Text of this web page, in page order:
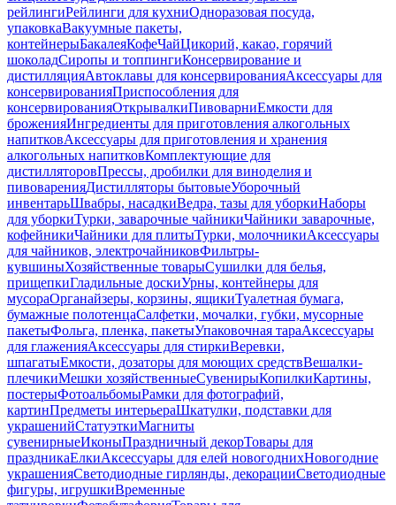
рейлингиРейлинги для кухниОдноразовая посуда,
упаковкаВакуумные пакеты,
контейнерыБакалеяКофеЧайЦикорий, какао, горячий
шоколадСиропы и топпингиКонсервирование и
дистилляцияАвтоклавы для консервированияАксессуары для
консервированияПриспособления для
консервированияОткрывалкиПивоварниЕмкости для
броженияИнгредиенты для приготовления алкогольных
напитковАксессуары для приготовления и хранения
алкогольных напитковКомплектующие для
дистилляторовПрессы, дробилки для виноделия и
пивоваренияДистилляторы бытовыеУборочный
инвентарьШвабры, насадкиВедра, тазы для уборкиНаборы
для уборкиТурки, заварочные чайникиЧайники заварочные,
кофейникиЧайники для плитыТурки, молочникиАксессуары
для чайников, электрочайниковФильтры-
кувшиныХозяйственные товарыСушилки для белья,
прищепкиГладильные доскиУрны, контейнеры для
мусораОрганайзеры, корзины, ящикиТуалетная бумага,
бумажные полотенцаСалфетки, мочалки, губки, мусорные
пакетыФольга, пленка, пакетыУпаковочная тараАксессуары
для глаженияАксессуары для стиркиВеревки,
шпагатыЕмкости, дозаторы для моющих средствВешалки-
плечикиМешки хозяйственныеСувенирыКопилкиКартины,
постерыФотоальбомыРамки для фотографий,
картинПредметы интерьераШкатулки, подставки для
украшенийСтатуэткиМагниты
сувенирныеИконыПраздничный декорТовары для
праздникаЕлкиАксессуары для елей новогоднихНовогодние
украшенияСветодиодные гирлянды, декорацииСветодиодные
фигуры, игрушкиВременные